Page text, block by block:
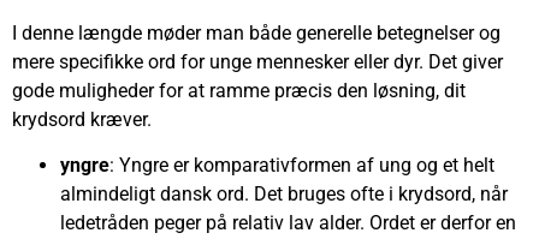
I denne længde møder man både generelle betegnelser og
mere specifikke ord for unge mennesker eller dyr. Det giver
gode muligheder for at ramme præcis den løsning, dit
krydsord kræver.
yngre: Yngre er komparativformen af ung og et helt
almindeligt dansk ord. Det bruges ofte i krydsord, når
ledetråden peger på relativ lav alder. Ordet er derfor en